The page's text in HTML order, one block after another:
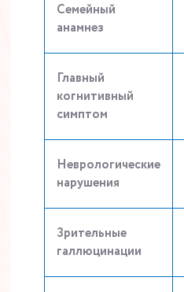
Семейный
анамнез
Главный
когнитивный
симптом
Неврологические
нарушения
Зрительные
галлюцинации